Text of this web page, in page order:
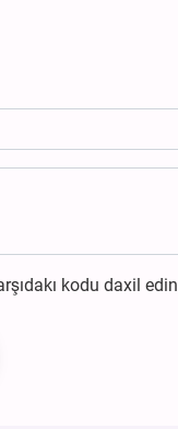
kodu daxil edin